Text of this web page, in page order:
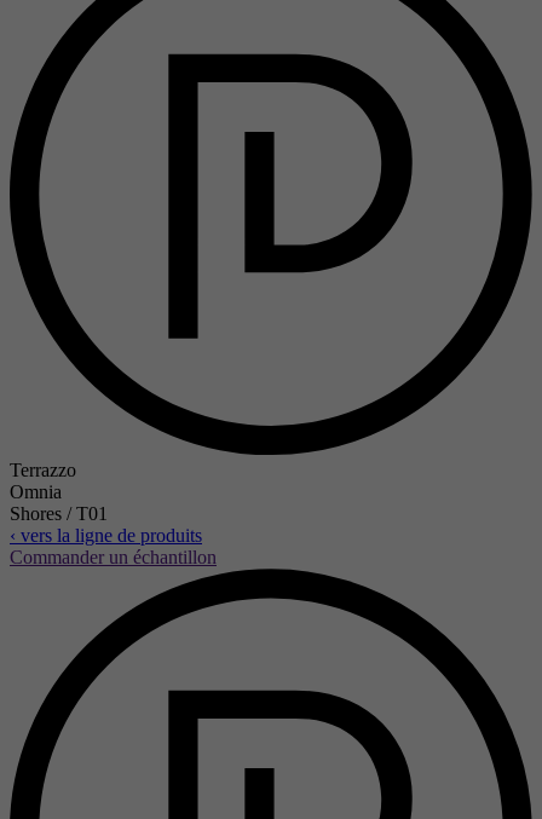
Terrazzo
Omnia
Shores / T01
‹ vers la ligne de produits
Commander un échantillon